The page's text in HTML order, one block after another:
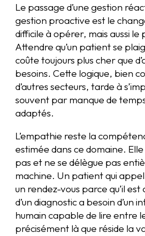
Le passage d’une gestion
gestion proactive est le
difficile à opérer, mais aussi le
Attendre qu’un patient se
coûte toujours plus cher que
besoins. Cette logique, bien
d’autres secteurs, tarde à
souvent par manque de temps
adaptés.
L’empathie reste la
estimée dans ce domaine. Elle
pas et ne se délègue pas
machine. Un patient qui
un rendez-vous parce qu’il est
d’un diagnostic a besoin d’un
humain capable de lire entre
précisément là que réside la